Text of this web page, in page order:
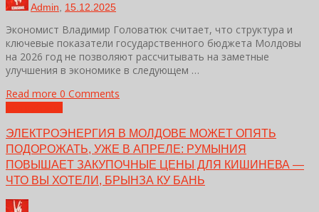
Admin 15.12.2025
Экономист Владимир Головатюк считает, что структура и
ключевые показатели государственного бюджета Молдовы
на 2026 год не позволяют рассчитывать на заметные
улучшения в экономике в следующем …
Read more 0 Comments
ЭЛЕКТРОЭНЕРГИЯ В МОЛДОВЕ МОЖЕТ ОПЯТЬ
ПОДОРОЖАТЬ, УЖЕ В АПРЕЛЕ: РУМЫНИЯ
ПОВЫШАЕТ ЗАКУПОЧНЫЕ ЦЕНЫ ДЛЯ КИШИНЕВА —
ЧТО ВЫ ХОТЕЛИ, БРЫНЗА КУ БАНЬ